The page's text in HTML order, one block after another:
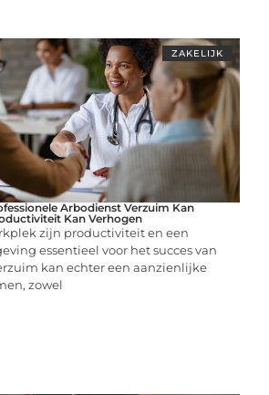
ZAKELIJK
Arbodienst Verzuim Kan
Kan Verhogen
zijn productiviteit en een
essentieel voor het succes van
kan echter een aanzienlijke
zowel